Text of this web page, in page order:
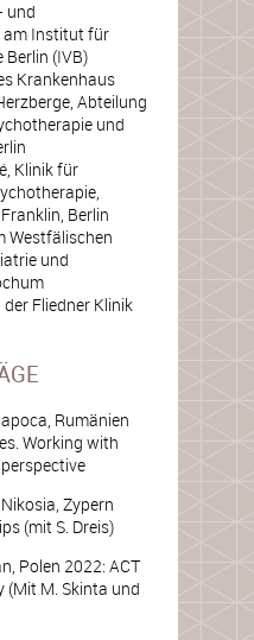
und
am Institut für
(IVB)
Krankenhaus
Abteilung
und
Klinik für
Berlin
Westfälischen
und
Fliedner Klinik
Rumänien
Working with
Zypern
(mit S. Dreis)
Polen 2022: ACT
(Mit M. Skinta und